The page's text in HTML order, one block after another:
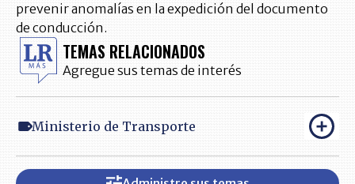
prevenir anomalías en la expedición del documento
de conducción.
TEMAS RELACIONADOS
Agregue sus temas de interés
Ministerio de Transporte